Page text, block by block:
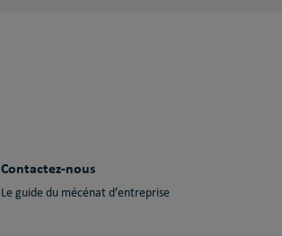
Contactez-nous
Le guide du mécénat d’entreprise